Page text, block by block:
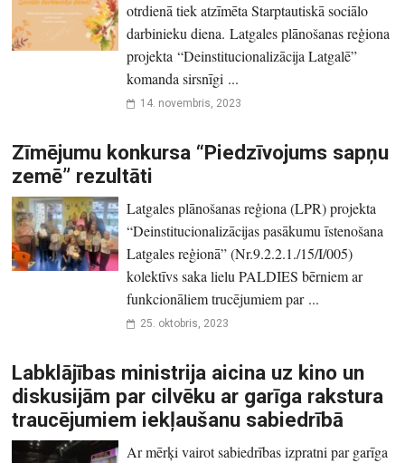
otrdienā tiek atzīmēta Starptautiskā sociālo
darbinieku diena. Latgales plānošanas reģiona
projekta “Deinstitucionalizācija Latgalē”
komanda sirsnīgi ...
14. novembris, 2023
Zīmējumu konkursa “Piedzīvojums sapņu
zemē” rezultāti
Latgales plānošanas reģiona (LPR) projekta
“Deinstitucionalizācijas pasākumu īstenošana
Latgales reģionā” (Nr.9.2.2.1./15/I/005)
kolektīvs saka lielu PALDIES bērniem ar
funkcionāliem trucējumiem par ...
25. oktobris, 2023
Labklājības ministrija aicina uz kino un
diskusijām par cilvēku ar garīga rakstura
traucējumiem iekļaušanu sabiedrībā
Ar mērķi vairot sabiedrības izpratni par garīga